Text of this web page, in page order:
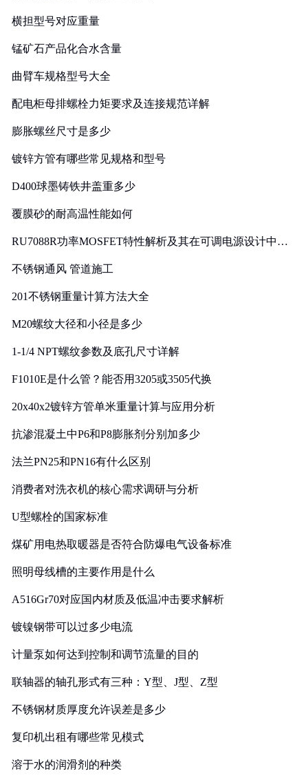
横担型号对应重量
锰矿石产品化合水含量
曲臂车规格型号大全
配电柜母排螺栓力矩要求及连接规范详解
膨胀螺丝尺寸是多少
镀锌方管有哪些常见规格和型号
D400球墨铸铁井盖重多少
覆膜砂的耐高温性能如何
RU7088R功率MOSFET特性解析及其在可调电源设计中的
不锈钢通风 管道施工
201不锈钢重量计算方法大全
M20螺纹大径和小径是多少
1-1/4 NPT螺纹参数及底孔尺寸详解
F1010E是什么管？能否用3205或3505代换
20x40x2镀锌方管单米重量计算与应用分析
抗渗混凝土中P6和P8膨胀剂分别加多少
法兰PN25和PN16有什么区别
消费者对洗衣机的核心需求调研与分析
U型螺栓的国家标准
煤矿用电热取暖器是否符合防爆电气设备标准
照明母线槽的主要作用是什么
A516Gr70对应国内材质及低温冲击要求解析
镀镍钢带可以过多少电流
计量泵如何达到控制和调节流量的目的
联轴器的轴孔形式有三种：Y型、J型、Z型
不锈钢材质厚度允许误差是多少
复印机出租有哪些常见模式
溶于水的润滑剂的种类